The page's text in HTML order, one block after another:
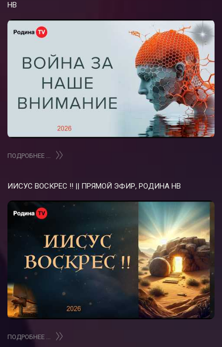
НВ
ПОДРОБНЕЕ ...
ИИСУС ВОСКРЕС !! || ПРЯМОЙ ЭФИР, РОДИНА НВ
ПОДРОБНЕЕ ...